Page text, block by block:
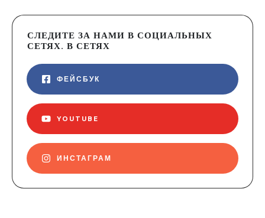
СЛЕДИТЕ ЗА НАМИ В СОЦИАЛЬНЫХ
СЕТЯХ. В СЕТЯХ
ФЕЙСБУК
YOUTUBE
ИНСТАГРАМ